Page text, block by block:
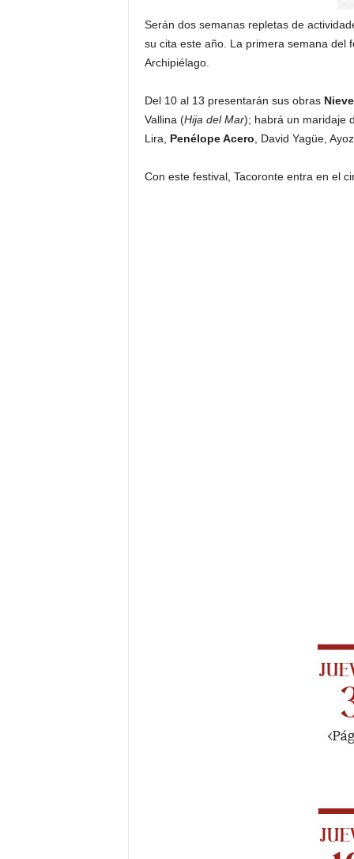
Serán dos semanas repletas de
su cita este año. La primera semana del
Archipiélago.
Del 10 al 13 presentarán sus obras
Vallina (Hija del Mar); habrá un maridaje
Lira, Penélope Acero , David Yagüe,
Con este festival, Tacoronte entra en el